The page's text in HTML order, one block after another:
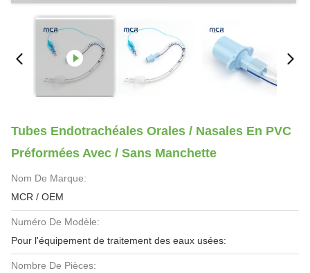
Tubes Endotrachéales Orales / Nasales En PVC
Préformées Avec / Sans Manchette
Nom De Marque:
MCR / OEM
Numéro De Modèle:
Pour l'équipement de traitement des eaux usées:
Nombre De Pièces: